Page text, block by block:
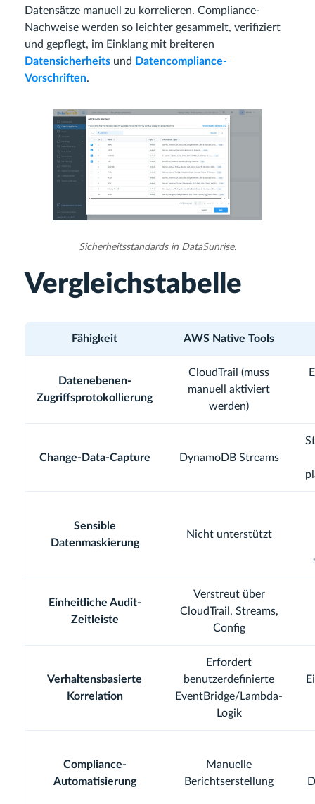
Datensätze manuell zu korrelieren. Compliance-
Nachweise werden so leichter gesammelt, verifiziert
und gepflegt, im Einklang mit breiteren
Datensicherheits und Datencompliance-
Vorschriften.
Sicherheitsstandards in DataSunrise.
Vergleichstabelle
Fähigkeit AWS Native Tools
Datenebenen-
Zugriffsprotokollierung
CloudTrail (muss
manuell aktiviert
werden)
Change-Data-Capture DynamoDB Streams
Sensible
Datenmaskierung
Nicht unterstützt
Einheitliche Audit-
Zeitleiste
Verstreut über
CloudTrail, Streams,
Config
Verhaltensbasierte
Korrelation
Erfordert
benutzerdefinierte
EventBridge/Lambda-
Logik
Compliance-
Automatisierung
Manuelle
Berichtserstellung